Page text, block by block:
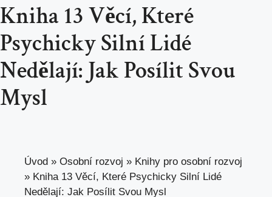
Kniha 13 Věcí, Které
Psychicky Silní Lidé
Nedělají: Jak Posílit Svou
Mysl
Úvod » Osobní rozvoj » Knihy pro osobní rozvoj
» Kniha 13 Věcí, Které Psychicky Silní Lidé
Nedělají: Jak Posílit Svou Mysl